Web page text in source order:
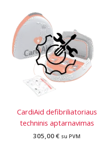
CardiAid defibriliatoriaus
techninis aptarnavimas
305,00€ su PVM